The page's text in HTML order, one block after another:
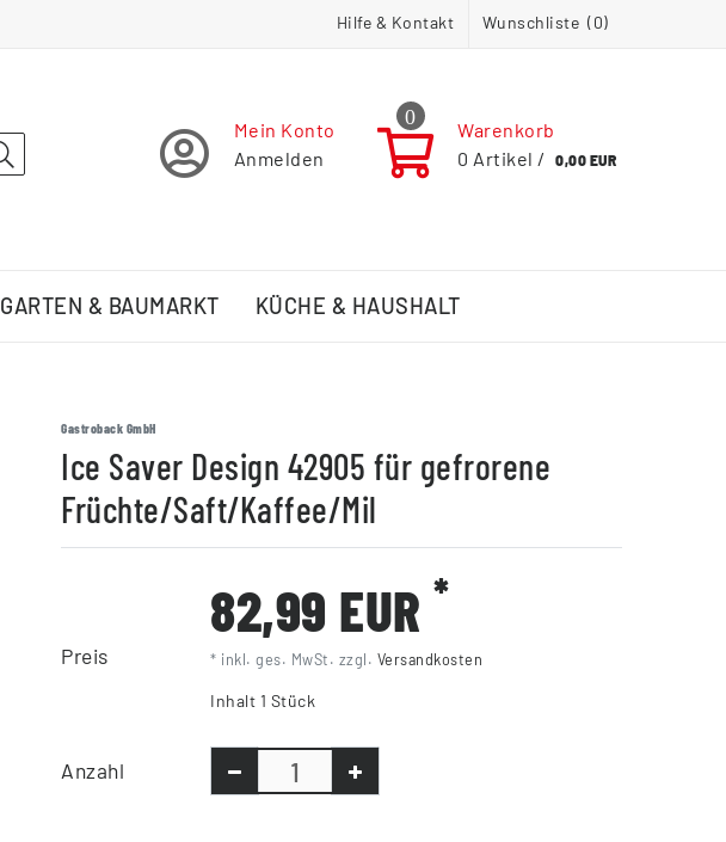
Hilfe & Kontakt Wunschliste (0)
Mein Konto
Anmelden
0
Warenkorb
0 Artikel / 0,00 EUR
GARTEN & BAUMARKT KÜCHE & HAUSHALT
Gastroback GmbH
Ice Saver Design 42905 für gefrorene
Früchte/Saft/Kaffee/Mil
Preis
82,99 EUR *
* inkl. ges. MwSt. zzgl. Versandkosten
Inhalt 1 Stück
Anzahl